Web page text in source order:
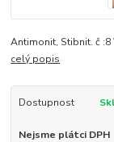
Antimonit, Stibnit. č
celý popis
Dostupnost
Nejsme plátci DPH